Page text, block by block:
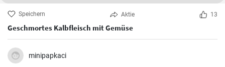
Speichern Aktie 13
Geschmortes Kalbfleisch mit Gemüse
minipapkaci